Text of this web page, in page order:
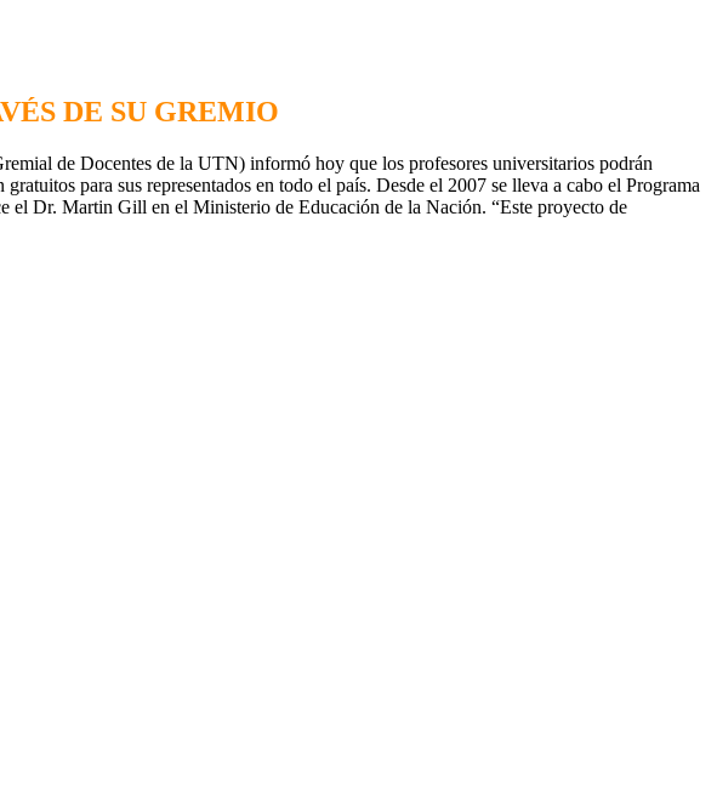
DE SU GREMIO
de Docentes de la UTN) informó hoy que los profesores universitarios podrán
para sus representados en todo el país. Desde el 2007 se lleva a cabo el Programa
el Dr. Martin Gill en el Ministerio de Educación de la Nación. “Este proyecto de